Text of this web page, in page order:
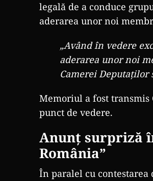
legală de a conduce
aderarea unor noi
„Având în vedere
aderarea unor noi
Camerei Deputaților
Memoriul a fost transmis
punct de vedere.
Anunț surpriză
România”
În paralel cu contestarea